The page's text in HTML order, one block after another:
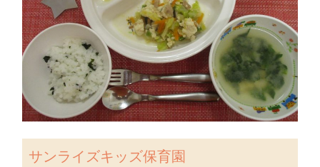
サンライズキッズ保育園